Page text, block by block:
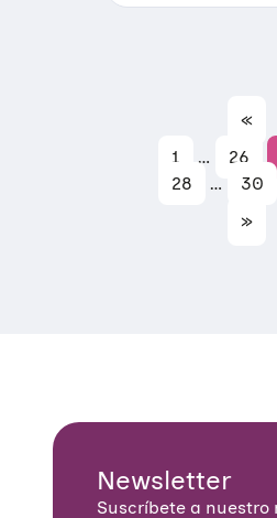
«
1
… 26
28
…
30
»
Newsletter
Suscríbete a nuestro